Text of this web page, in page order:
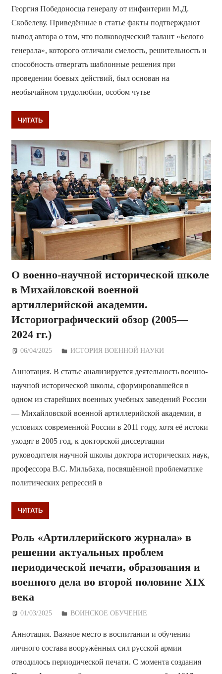
Георгия Победоносца генералу от инфантерии М.Д.
Скобелеву. Приведённые в статье факты подтверждают
вывод автора о том, что полководческий талант «Белого
генерала», которого отличали смелость, решительность и
способность отвергать шаблонные решения при
проведении боевых действий, был основан на
необычайном трудолюбии, особом чутье
ЧИТАТЬ
О военно-научной исторической школе
в Михайловской военной
артиллерийской академии.
Историографический обзор (2005—
2024 гг.)
06/04/2025 Дежурный по Редакции
ИСТОРИЯ ВОЕННОЙ НАУКИ
Аннотация. В статье анализируется деятельность военно-
научной исторической школы, сформировавшейся в
одном из старейших военных учебных заведений России
— Михайловской военной артиллерийской академии, в
условиях современной России в 2011 году, хотя её истоки
уходят в 2005 год, к докторской диссертации
руководителя научной школы доктора исторических наук,
профессора В.С. Мильбаха, посвящённой проблематике
политических репрессий в
ЧИТАТЬ
Роль «Артиллерийского журнала» в
решении актуальных проблем
периодической печати, образования и
военного дела во второй половине ХIХ
века
01/03/2025 Дежурный по Редакции
ВОИНСКОЕ ОБУЧЕНИЕ
Аннотация. Важное место в воспитании и обучении
личного состава вооружённых сил русской армии
отводилось периодической печати. С момента создания